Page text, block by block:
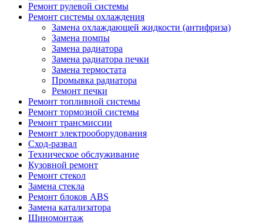
Ремонт рулевой системы
Ремонт системы охлаждения
Замена охлаждающей жидкости (антифриза)
Замена помпы
Замена радиатора
Замена радиатора печки
Замена термостата
Промывка радиатора
Ремонт печки
Ремонт топливной системы
Ремонт тормозной системы
Ремонт трансмиссии
Ремонт электрооборудования
Сход-развал
Техническое обслуживание
Кузовной ремонт
Ремонт стекол
Замена стекла
Ремонт блоков ABS
Замена катализатора
Шиномонтаж